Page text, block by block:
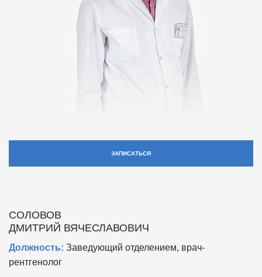
ЗАПИСАТЬСЯ
СОЛОВОВ
ДМИТРИЙ ВЯЧЕСЛАВОВИЧ
Должность: Заведующий отделением, врач-
рентгенолог